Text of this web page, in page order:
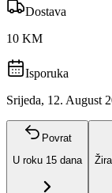
Dostava
10 KM
Isporuka
Srijeda, 12. August
Povrat
U roku 15 dana